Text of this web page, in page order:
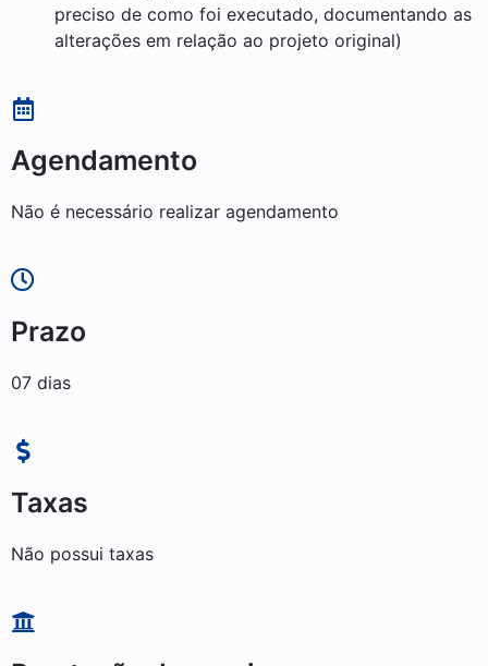
preciso de como foi executado, documentando as
alterações em relação ao projeto original)
Agendamento
Não é necessário realizar agendamento
Prazo
07 dias
Taxas
Não possui taxas